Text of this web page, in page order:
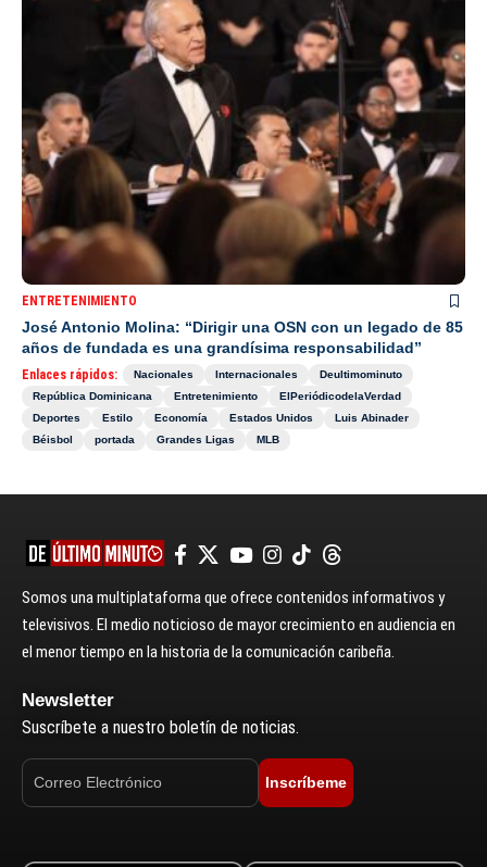
ENTRETENIMIENTO
José Antonio Molina: “Dirigir una OSN con un legado de 85
años de fundada es una grandísima responsabilidad”
Enlaces rápidos: Nacionales Internacionales
Deultimominuto
República Dominicana
Entretenimiento
ElPeriódicodelaVerdad
Deportes
Estilo Economía Estados Unidos
Luis Abinader
Béisbol
portada Grandes Ligas MLB
Somos una multiplataforma que ofrece contenidos informativos y
televisivos. El medio noticioso de mayor crecimiento en audiencia en
el menor tiempo en la historia de la comunicación caribeña.
Newsletter
Suscríbete a nuestro boletín de noticias.
Inscríbeme